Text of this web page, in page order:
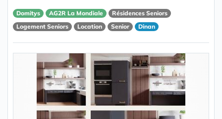
Domitys AG2R La Mondiale
Résidences Seniors
Logement Seniors
Location Senior Dinan